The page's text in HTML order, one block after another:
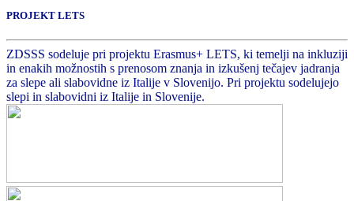
PROJEKT LETS
ZDSSS sodeluje pri projektu Erasmus+ LETS, ki temelji na inkluziji
in enakih možnostih s prenosom znanja in izkušenj tečajev jadranja
za slepe ali slabovidne iz Italije v Slovenijo. Pri projektu sodelujejo
slepi in slabovidni iz Italije in Slovenije.